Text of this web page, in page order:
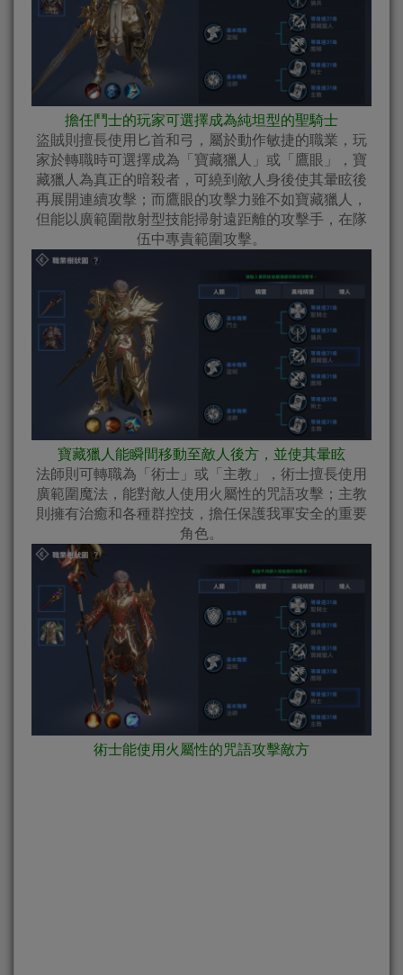
擔任鬥士的玩家可選擇成為純坦型的聖騎士
盜賊則擅長使用匕首和弓，屬於動作敏捷的職業，玩
家於轉職時可選擇成為「寶藏獵人」或「鷹眼」，寶
藏獵人為真正的暗殺者，可繞到敵人身後使其暈眩後
再展開連續攻擊；而鷹眼的攻擊力雖不如寶藏獵人，
但能以廣範圍散射型技能掃射遠距離的攻擊手，在隊
伍中專責範圍攻擊。
寶藏獵人能瞬間移動至敵人後方，並使其暈眩
法師則可轉職為「術士」或「主教」，術士擅長使用
廣範圍魔法，能對敵人使用火屬性的咒語攻擊；主教
則擁有治癒和各種群控技，擔任保護我軍安全的重要
角色。
術士能使用火屬性的咒語攻擊敵方